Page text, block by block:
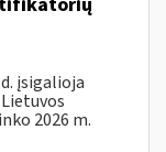
įsigalioja
2026 m.